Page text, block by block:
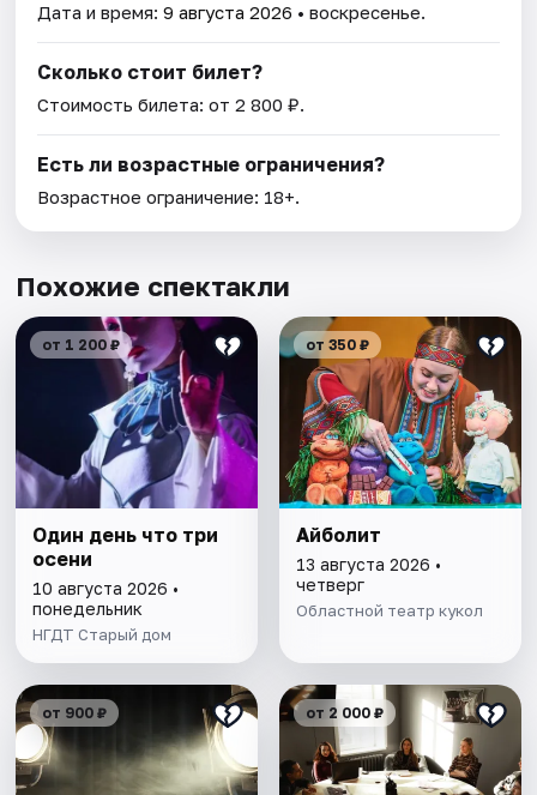
Дата и время:9 августа 2026 • воскресенье.
Сколько стоит билет?
Стоимость билета: от 2 800 ₽.
Есть ли возрастные ограничения?
Возрастное ограничение: 18+.
Похожие спектакли
от 1 200 ₽
Один день что три
осени
10 августа 2026 •
понедельник
НГДТ Старый дом
от 350 ₽
Айболит
13 августа 2026 •
четверг
Областной театр кукол
от 900 ₽ от 2 000 ₽